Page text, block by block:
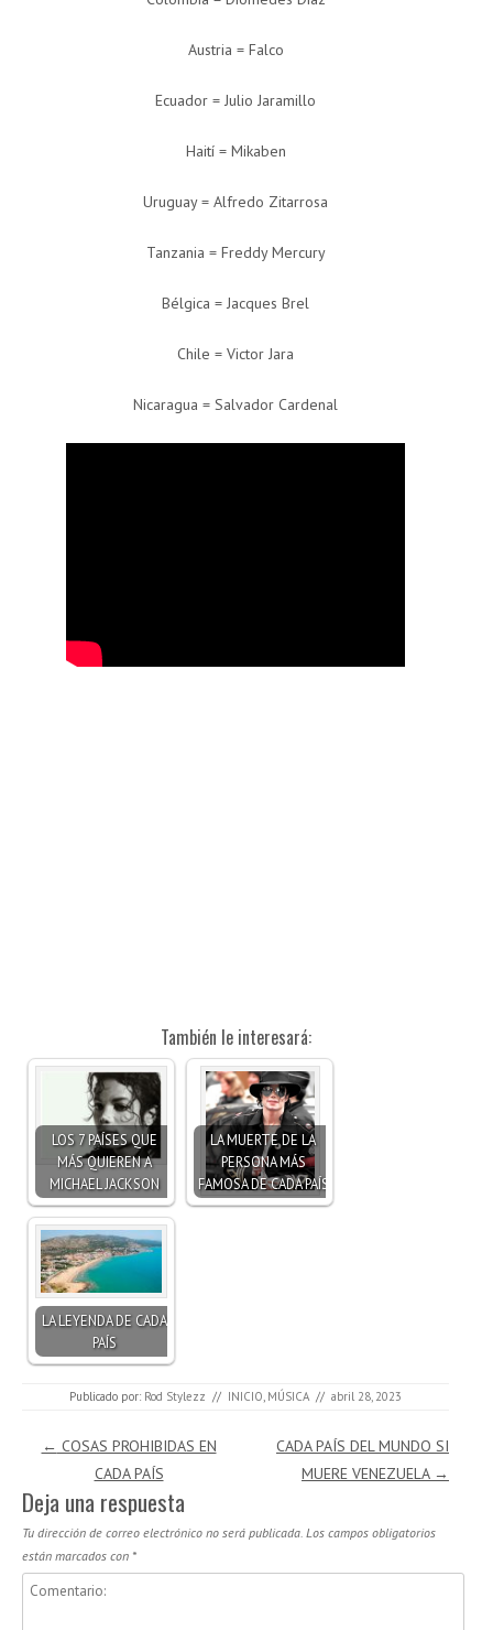
Austria = Falco
Ecuador = Julio Jaramillo
Haití = Mikaben
Uruguay = Alfredo Zitarrosa
Tanzania = Freddy Mercury
Bélgica = Jacques Brel
Chile = Victor Jara
Nicaragua = Salvador Cardenal
También le interesará:
LOS 7 PAÍSES QUE
MÁS QUIEREN A
MICHAEL JACKSON
LA MUERTE DE LA
PERSONA MÁS
FAMOSA DE CADA PAÍS
LA LEYENDA DE CADA
PAÍS
Publicado por: Rod Stylezz // INICIO MÚSICA // abril 28, 2023
Navegación de entradas
← COSAS PROHIBIDAS EN
CADA PAÍS
CADA PAÍS DEL MUNDO SI
MUERE VENEZUELA →
Deja una respuesta
Tu dirección de correo electrónico no será publicada. Los campos obligatorios
están marcados con *